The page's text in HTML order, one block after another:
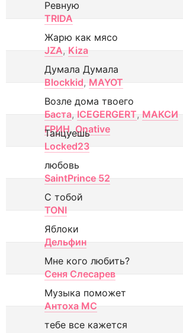
Ревную
TRIDA
Жарю как мясо
JZA, Kiza
Думала Думала
Blockkid, MAYOT
Возле дома твоего
Баста, ICEGERGERT, МАКСИ
ГРИН, Onative
Танцуешь
Locked23
любовь
SaintPrince 52
С тобой
TONI
Яблоки
Дельфин
Мне кого любить?
Сеня Слесарев
Музыка поможет
Антоха МС
тебе все кажется